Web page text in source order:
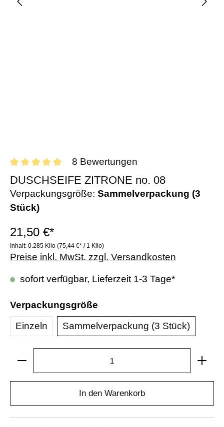
8 Bewertungen
DUSCHSEIFE ZITRONE no. 08
Verpackungsgröße: Sammelverpackung (3
Stück)
21,50 €*
Inhalt: 0.285 Kilo (75,44 €* / 1 Kilo)
Preise inkl. MwSt. zzgl. Versandkosten
sofort verfügbar, Lieferzeit 1-3 Tage*
Verpackungsgröße
Einzeln
Sammelverpackung (3 Stück)
In den Warenkorb